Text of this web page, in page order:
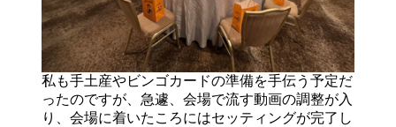
私も手土産やビンゴカードの準備を手伝う予定だ
ったのですが、急遽、会場で流す動画の調整が入
り、会場に着いたころにはセッティングが完了し